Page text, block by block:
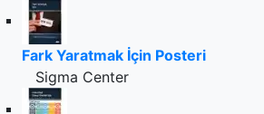
Fark Yaratmak İçin Posteri
Sigma Center